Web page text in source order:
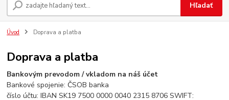
Hľadať
Úvod Doprava a platba
Doprava a platba
Bankovým prevodom / vkladom na náš účet
Bankové spojenie: ČSOB banka
číslo účtu: IBAN SK19 7500 0000 0040 2315 8706 SWIFT: